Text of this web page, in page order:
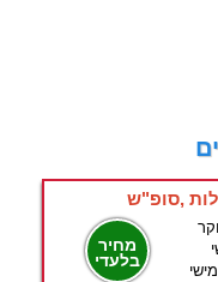
מחיר
בלעדי